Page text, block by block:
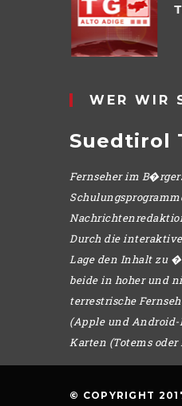
WER WIR
Suedtirol
Fernseher im
Durch die
Lage den Inhalt zu
beide in hoher und
terrestrische
(Apple und
Karten (Totems
© COPYRIGHT